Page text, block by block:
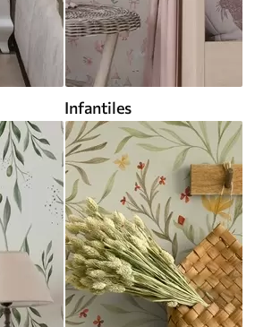
Infantiles